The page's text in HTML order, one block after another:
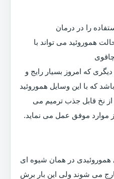
را در درمان
هموروئید می تواند با
که امروز بسیار رایج و
که با این وسایل هموروئید
نخ قابل جذب ترمیم می
موارد موفق عمل می نماید.
هموروئیدی در همان شیوه ای
می شوند ولی این بار برش